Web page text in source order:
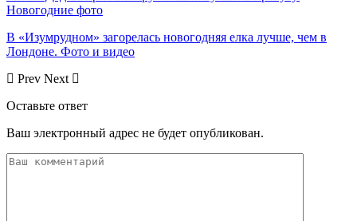
Новогодние фото
В «Изумрудном» загорелась новогодняя елка лучше, чем в
Лондоне. Фото и видео
Prev Next
Оставьте ответ
Ваш электронный адрес не будет опубликован.